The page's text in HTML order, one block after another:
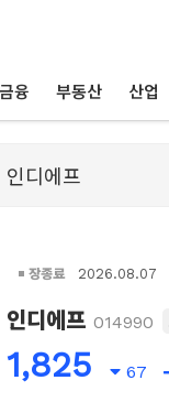
금융 부동산 산업
장종료 2026.08.07
인디에프 014990
1,825 67